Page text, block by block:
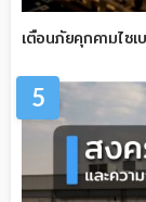
เตือนภัยคุกคามไซ
5